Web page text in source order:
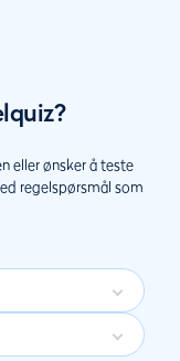
eller ønsker å teste
regelspørsmål som